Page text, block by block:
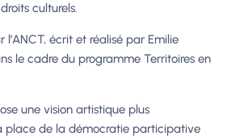
culturels.
écrit et réalisé par Emilie
le cadre du programme Territoires en
une vision artistique plus
place de la démocratie participative